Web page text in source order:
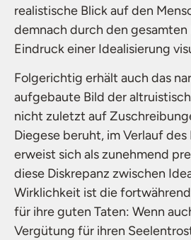
realistische Blick auf den
demnach durch den gesamten
Eindruck einer Idealisierung
Folgerichtig erhält auch das
aufgebaute Bild der
nicht zuletzt auf
Diegese beruht, im Verlauf des
erweist sich als zunehmend
diese Diskrepanz zwischen
Wirklichkeit ist die
für ihre guten Taten: Wenn
Vergütung für ihren